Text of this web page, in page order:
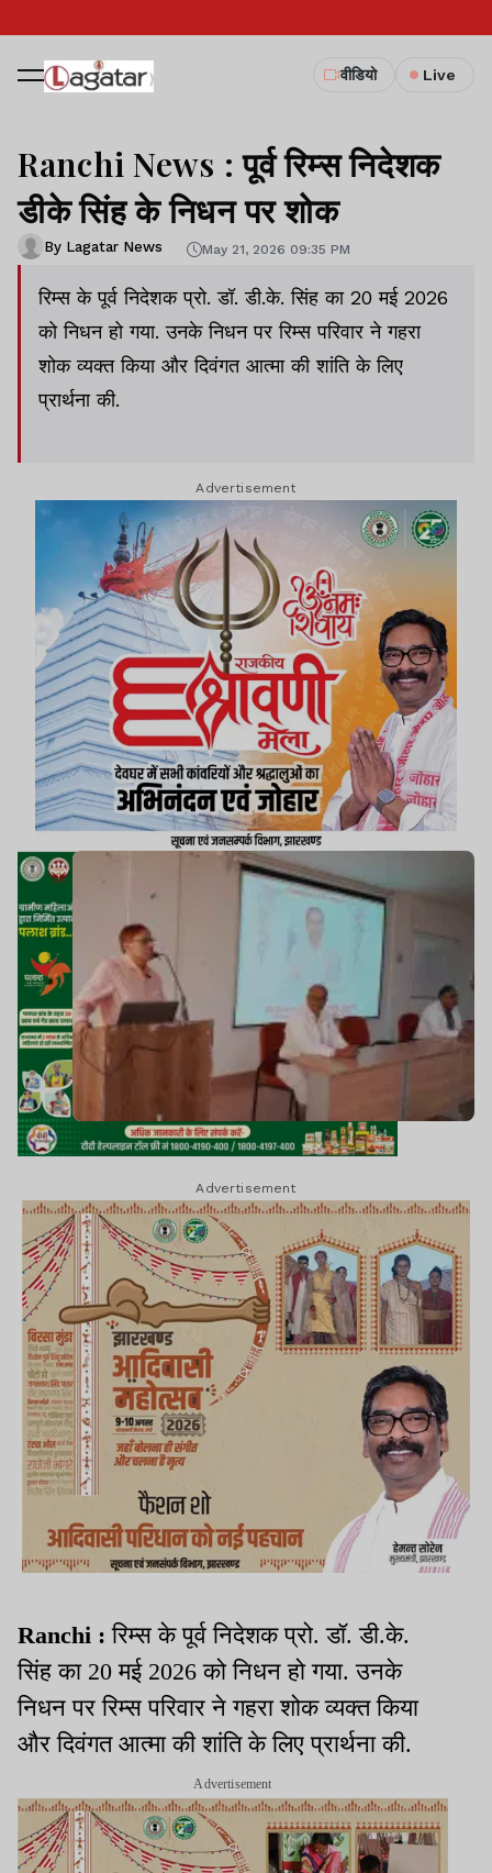
वीडियो Live
Ranchi News : पूर्व रिम्स निदेशक
डीके सिंह के निधन पर शोक
By Lagatar News May 21, 2026 09:35 PM
रिम्स के पूर्व निदेशक प्रो. डॉ. डी.के. सिंह का 20 मई 2026
को निधन हो गया. उनके निधन पर रिम्स परिवार ने गहरा
शोक व्यक्त किया और दिवंगत आत्मा की शांति के लिए
प्रार्थना की.
Advertisement
Advertisement
Ranchi :रिम्स के पूर्व निदेशक प्रो. डॉ. डी.के.
सिंह का 20 मई 2026 को निधन हो गया. उनके
निधन पर रिम्स परिवार ने गहरा शोक व्यक्त किया
और दिवंगत आत्मा की शांति के लिए प्रार्थना की.
Advertisement